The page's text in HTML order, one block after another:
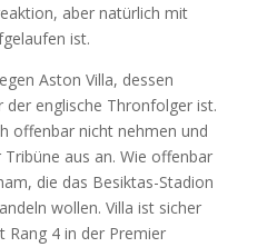
aber natürlich mit
ist.
Aston Villa, dessen
englische Thronfolger ist.
offenbar nicht nehmen und
aus an. Wie offenbar
die das Besiktas-Stadion
wollen. Villa ist sicher
Rang 4 in der Premier